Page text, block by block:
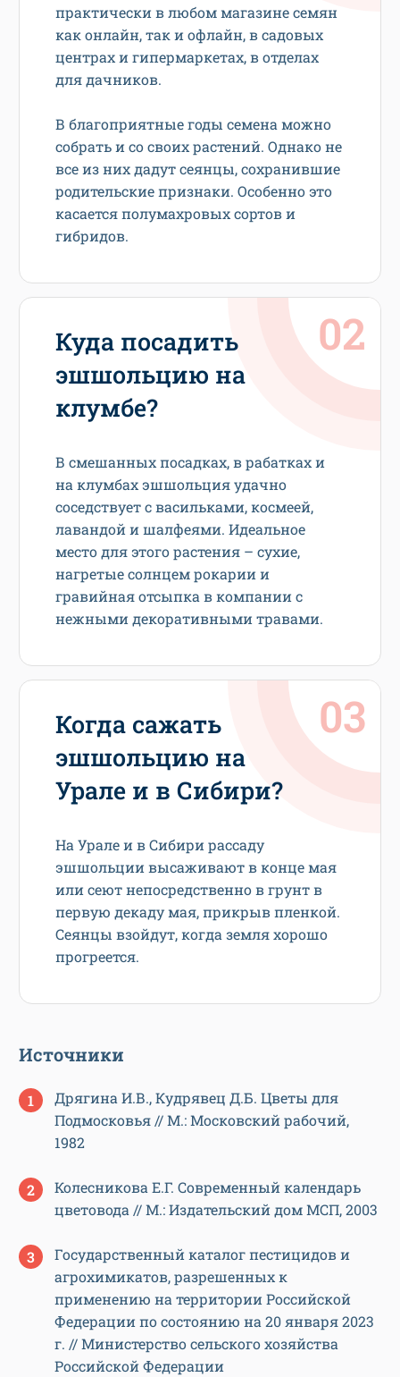
практически в любом магазине семян
как онлайн, так и офлайн, в садовых
центрах и гипермаркетах, в отделах
для дачников.
В благоприятные годы семена можно
собрать и со своих растений. Однако не
все из них дадут сеянцы, сохранившие
родительские признаки. Особенно это
касается полумахровых сортов и
гибридов.
Куда посадить
эшшольцию на
клумбе?
В смешанных посадках, в рабатках и
на клумбах эшшольция удачно
соседствует с васильками, космеей,
лавандой и шалфеями. Идеальное
место для этого растения – сухие,
нагретые солнцем рокарии и
гравийная отсыпка в компании с
нежными декоративными травами.
Когда сажать
эшшольцию на
Урале и в Сибири?
На Урале и в Сибири рассаду
эшшольции высаживают в конце мая
или сеют непосредственно в грунт в
первую декаду мая, прикрыв пленкой.
Сеянцы взойдут, когда земля хорошо
прогреется.
Источники
Дрягина И.В., Кудрявец Д.Б. Цветы для
Подмосковья // М.: Московский рабочий,
1982
Колесникова Е.Г. Современный календарь
цветовода // М.: Издательский дом МСП, 2003
Государственный каталог пестицидов и
агрохимикатов, разрешенных к
применению на территории Российской
Федерации по состоянию на 20 января 2023
г. // Министерство сельского хозяйства
Российской Федерации